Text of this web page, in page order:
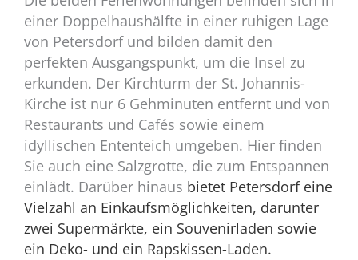
einer Doppelhaushälfte in einer ruhigen Lage
von Petersdorf und bilden damit den
perfekten Ausgangspunkt, um die Insel zu
erkunden. Der Kirchturm der St. Johannis-
Kirche ist nur 6 Gehminuten entfernt und von
Restaurants und Cafés sowie einem
idyllischen Ententeich umgeben. Hier finden
Sie auch eine Salzgrotte, die zum Entspannen
einlädt. Darüber hinaus bietet Petersdorf eine
Vielzahl an Einkaufsmöglichkeiten, darunter
zwei Supermärkte, ein Souvenirladen sowie
ein Deko- und ein Rapskissen-Laden.